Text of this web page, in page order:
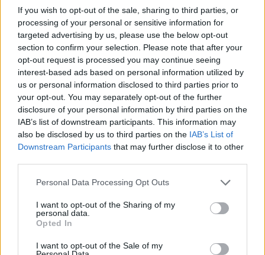
If you wish to opt-out of the sale, sharing to third parties, or
processing of your personal or sensitive information for
targeted advertising by us, please use the below opt-out
section to confirm your selection. Please note that after your
opt-out request is processed you may continue seeing
interest-based ads based on personal information utilized by
us or personal information disclosed to third parties prior to
your opt-out. You may separately opt-out of the further
disclosure of your personal information by third parties on the
IAB’s list of downstream participants. This information may
also be disclosed by us to third parties on the IAB’s List of
Downstream Participants that may further disclose it to other
Personal Data Processing Opt Outs
I want to opt-out of the Sharing of my
personal data.
Opted In
I want to opt-out of the Sale of my